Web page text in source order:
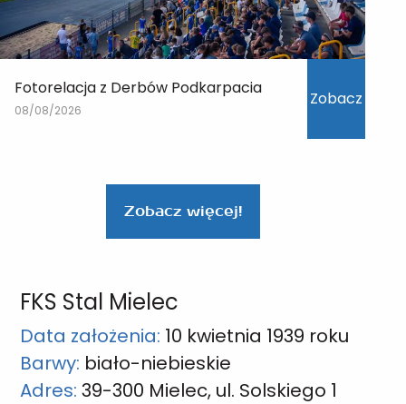
Fotorelacja z Derbów Podkarpacia
08/08/2026
Zobacz
Zobacz więcej!
FKS Stal Mielec
Data założenia: 10 kwietnia 1939 roku
Barwy: biało-niebieskie
Adres: 39-300 Mielec, ul. Solskiego 1